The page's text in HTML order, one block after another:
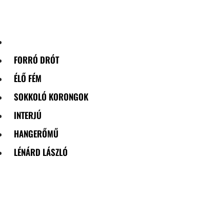
FORRÓ DRÓT
ÉLŐ FÉM
SOKKOLÓ KORONGOK
INTERJÚ
HANGERŐMŰ
LÉNÁRD LÁSZLÓ